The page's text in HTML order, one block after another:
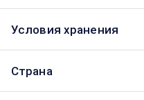
Условия хранения
Страна